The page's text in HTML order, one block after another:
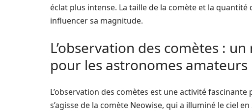
éclat plus intense. La taille de la comète et la
influencer sa magnitude.
L’observation des comètes :
pour les astronomes amateurs
L’observation des comètes est une activité
s’agisse de la comète Neowise, qui a illuminé le ciel